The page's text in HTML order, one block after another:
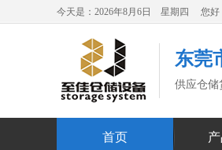
今天是：2026年8月6日 星期四 您好
东莞
供应仓储
首页